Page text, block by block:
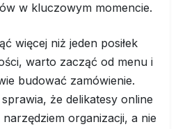
w kluczowym momencie.
więcej niż jeden posiłek
warto zacząć od menu i
budować zamówienie.
że delikatesy online
organizacji, a nie